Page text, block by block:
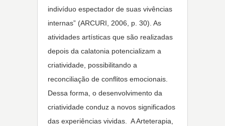
indivíduo espectador de suas vivências
internas” (ARCURI, 2006, p. 30). As
atividades artísticas que são realizadas
depois da calatonia potencializam a
criatividade, possibilitando a
reconciliação de conflitos emocionais.
Dessa forma, o desenvolvimento da
criatividade conduz a novos significados
das experiências vividas. A Arteterapia,